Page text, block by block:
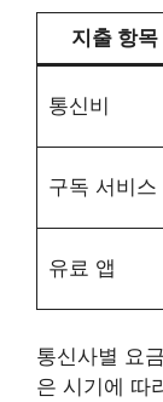
지출 항목
통신비
구독 서비스
유료 앱
통신사별 요
은 시기에 따